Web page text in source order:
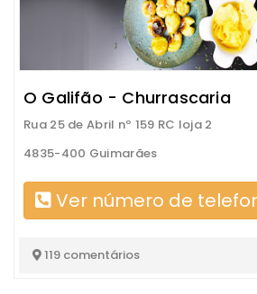
O Galifão - Churrascaria
Rua 25 de Abril nº 159 RC loja 2
4835-400 Guimarães
Ver número de
119 comentários